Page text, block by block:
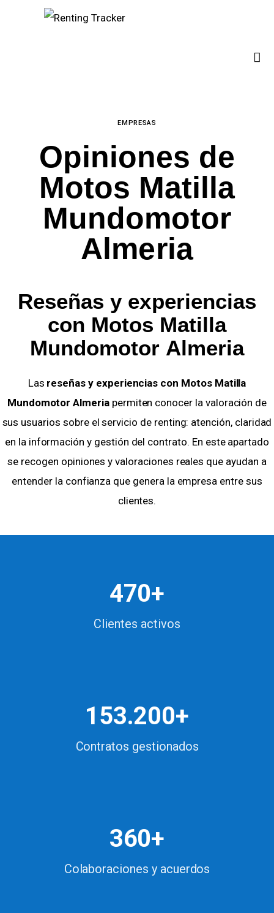
¿Quiénes somos?
EMPRESAS
Opiniones de
Motos Matilla
Mundomotor
Almeria
Reseñas y experiencias
con Motos Matilla
Mundomotor Almeria
Las reseñas y experiencias con Motos Matilla
Mundomotor Almeriapermiten conocer la valoración de
sus usuarios sobre el servicio de renting: atención, claridad
en la información y gestión del contrato. En este apartado
se recogen opiniones y valoraciones reales que ayudan a
entender la confianza que genera la empresa entre sus
clientes.
470+
Clientes activos
153.200+
Contratos gestionados
360+
Colaboraciones y acuerdos